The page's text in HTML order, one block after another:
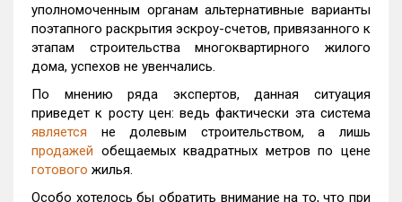
уполномоченным органам альтернативные варианты
поэтапного раскрытия эскроу-счетов, привязанного к
этапам строительства многоквартирного жилого
дома, успехов не увенчались.
По мнению ряда экспертов, данная ситуация
приведет к росту цен: ведь фактически эта система
является не долевым строительством, а лишь
продажей обещаемых квадратных метров по цене
готового жилья.
Особо хотелось бы обратить внимание на то, что при